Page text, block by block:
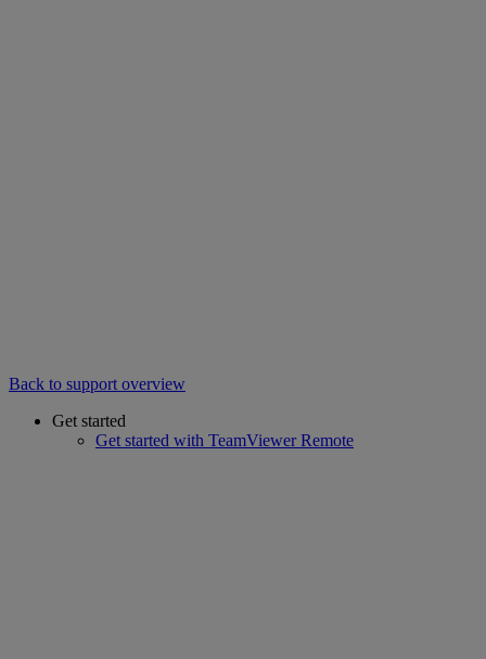
Back to support overview
Get started
Get started with TeamViewer Remote